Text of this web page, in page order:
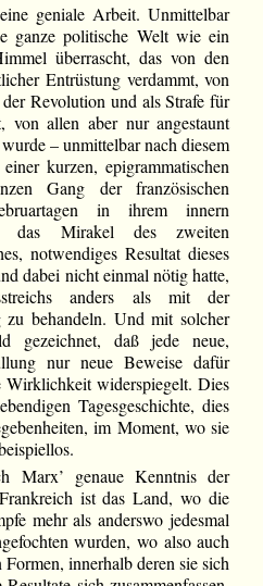
geniale Arbeit. Unmittelbar
ganze politische Welt wie ein
überrascht, das von den
Entrüstung verdammt, von
Revolution und als Strafe für
von allen aber nur angestaunt
– unmittelbar nach diesem
kurzen, epigrammatischen
Gang der französischen
in ihrem innern
das Mirakel des zweiten
notwendiges Resultat dieses
dabei nicht einmal nötig hatte,
anders als mit der
zu behandeln. Und mit solcher
gezeichnet, daß jede neue,
nur neue Beweise dafür
Wirklichkeit widerspiegelt. Dies
Tagesgeschichte, dies
im Moment, wo sie
Marx’ genaue Kenntnis der
ist das Land, wo die
mehr als anderswo jedesmal
wurden, wo also auch
innerhalb deren sie sich